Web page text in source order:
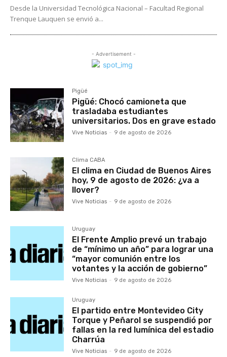
Desde la Universidad Tecnológica Nacional – Facultad Regional
Trenque Lauquen se envió a...
- Advertisement -
Pigüé
Pigüé: Chocó camioneta que
trasladaba estudiantes
universitarios. Dos en grave estado
Vive Noticias - 9 de agosto de 2026
Clima CABA
El clima en Ciudad de Buenos Aires
hoy, 9 de agosto de 2026: ¿va a
llover?
Vive Noticias - 9 de agosto de 2026
Uruguay
El Frente Amplio prevé un trabajo
de “mínimo un año” para lograr una
“mayor comunión entre los
votantes y la acción de gobierno”
Vive Noticias - 9 de agosto de 2026
Uruguay
El partido entre Montevideo City
Torque y Peñarol se suspendió por
fallas en la red lumínica del estadio
Charrúa
Vive Noticias - 9 de agosto de 2026